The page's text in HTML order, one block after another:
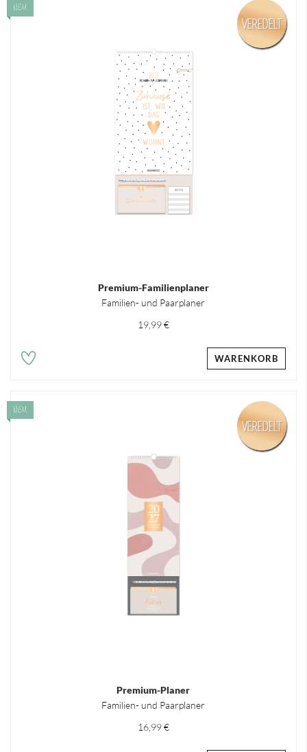
Premium-Familienplaner
Familien- und Paarplaner
19,99 €
NEU
VEREDELT
WARENKORB
Premium-Planer
Familien- und Paarplaner
16,99 €
NEU
VEREDELT